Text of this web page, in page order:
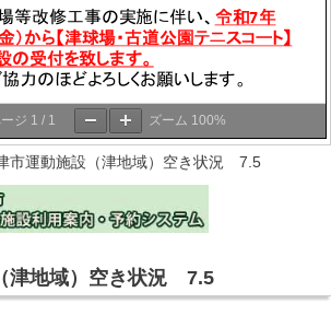
ジ 1 / 1 ズーム 100%
市運動施設（津地域）空き状況 7.5
津地域）空き状況 7.5